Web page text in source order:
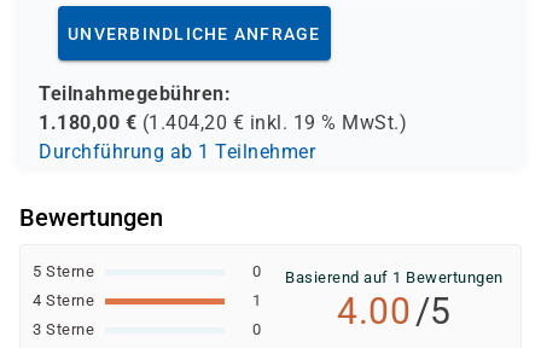
UNVERBINDLICHE ANFRAGE
Teilnahmegebühren:
1.180,00 € (1.404,20 € inkl. 19 % MwSt.)
Durchführung ab 1 Teilnehmer
Bewertungen
5 Sterne
0
4 Sterne
1
3 Sterne
0
Basierend auf 1 Bewertungen
4.00/5